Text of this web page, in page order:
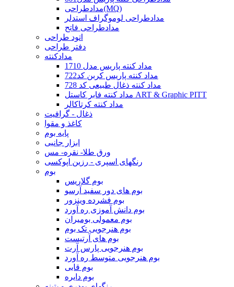
مدادطراحی(MQ)
مدادطراحی لوموگراف استدلر
مدادطراحی فاتح
اتود طراحی
دفتر طراحی
مدادکنته
مداد کنته پاریس مدل 1710
مداد کنته پاریس کربن کد722
مداد کنته ذغال طبیعی کد 728
مداد کنته فابر کاستل ART & Graphic PITT
مداد کنته کرتاکالر
ذغال - گرافیت
کاغذ و مقوا
پایه بوم
ابزار جانبی
ورق طلا- نقره- مس
رنگهای اسپری - رزین اپوکسی
بوم
بوم گلاریس
بوم های دور سفید آرسو
بوم فشرده وینزور
بوم دانش آموزی ره آورد
بوم معمولی بومیران
بوم هنرجویی تک بوم
بوم های آرتیست
بوم هنرجویی پارس آرت
بوم هنرجویی متوسط ره آورد
بوم قابی
بوم دایره